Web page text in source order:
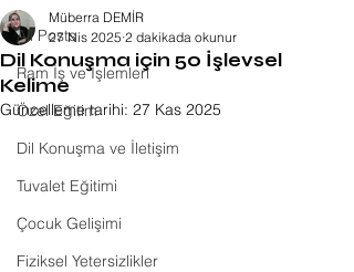
All Posts
Ram İş ve İşlemleri
Özel Eğitim
Dil Konuşma ve İletişim
Tuvalet Eğitimi
Çocuk Gelişimi
Fiziksel Yetersizlikler
Dil Konuşma için 50 İşlevsel
Kelime
Müberra DEMİR
27 Nis 2025 2 dakikada okunur
Güncelleme tarihi: 27 Kas 2025